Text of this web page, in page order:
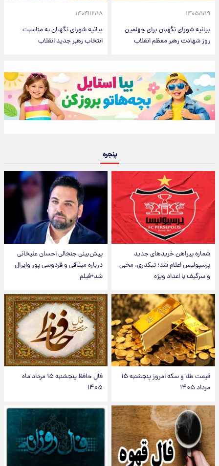
۱۴۰۵/۱/۱۹
بیانیه شورای نگهبان برای چهلمین
روز شهادت رهبر معظم انقلاب
۱۴۰۴/۱۲/۱۸
بیانیه شورای نگهبان به مناسبت
انتخاب رهبر جدید انقلاب
پنجره
شماره پیراهن خریدهای جدید
پرسپولیس اعلام شد؛ تیکدری، محبی
و سرگیف با اعداد ویژه
پیش‌بینی جنجالی احسان علیخانی
درباره میثاقی و فردوسی پور وایرال
شد+فیلم
قیمت طلا و سکه امروز پنجشنبه ۱۵
مرداد ۱۴۰۵
فال حافظ پنجشنبه ۱۵ مرداد ماه
۱۴۰۵